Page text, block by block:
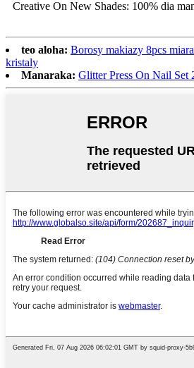
Creative On New Shades: 100% dia
teo aloha: Borosy makiazy 8pcs
kristaly
Manaraka: Glitter Press On Nail Set